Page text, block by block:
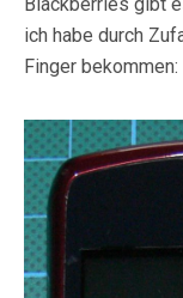
ich habe durch
Finger bekommen: